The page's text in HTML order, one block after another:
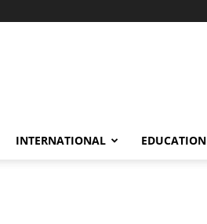
INTERNATIONAL EDUCATION